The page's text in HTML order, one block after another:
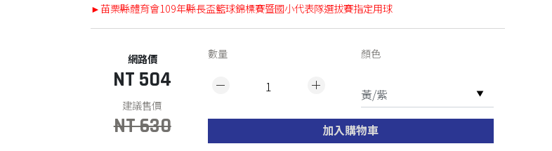
►苗栗縣體育會109年縣長盃籃球錦標賽暨國小代表隊選拔賽指定用球
NT 504
NT 630
數量 顏色
加入購物車